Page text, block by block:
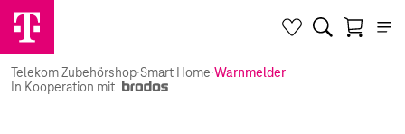
Telekom Zubehörshop·Smart Home·Warnmelder
In Kooperation mit